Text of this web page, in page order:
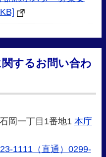
するお問い合わ
岡一丁目1番地1 本庁
1111（直通）0299-